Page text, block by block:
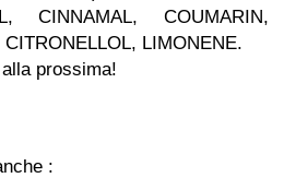
,CINNAMAL,COUMARIN,
LIMONENE.
prossima!
: